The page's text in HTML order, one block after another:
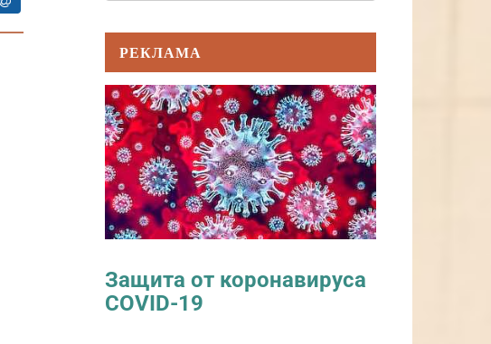
РЕКЛАМА
Защита от коронавируса
COVID-19